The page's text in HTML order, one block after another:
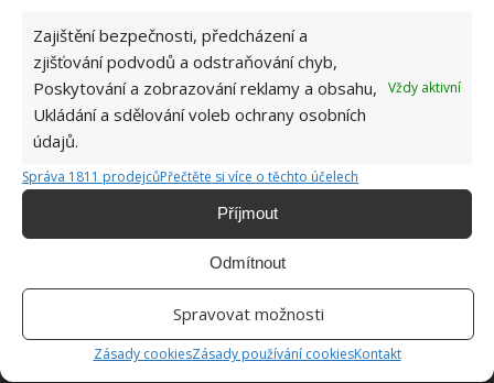
Zajištění bezpečnosti, předcházení a
zjišťování podvodů a odstraňování chyb,
Poskytování a zobrazování reklamy a obsahu,
Ukládání a sdělování voleb ochrany osobních
údajů.
Vždy aktivní
Správa 1811 prodejcůPřečtěte si více o těchto účelech
Příjmout
Odmítnout
Spravovat možnosti
Zásady cookiesZásady používání cookiesKontakt